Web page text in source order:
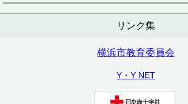
リンク集
横浜市教育委員会
Y・Y NET